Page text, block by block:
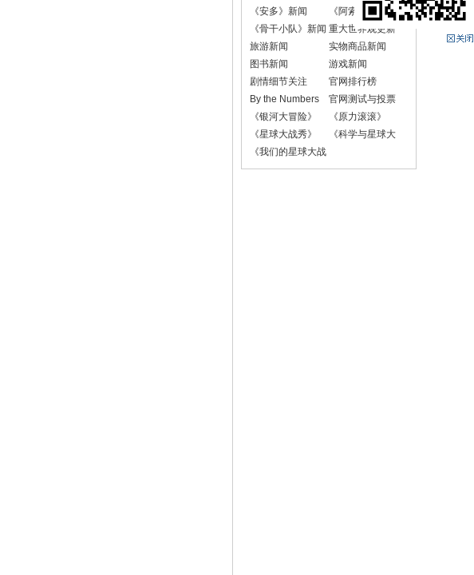
书》新闻
比》新闻
《安多》新闻
《阿索卡》新闻
《骨干小队》新闻 重大世界观更新
旅游新闻
实物商品新闻
图书新闻
游戏新闻
剧情细节关注
官网排行榜
By the Numbers
官网测试与投票
《银河大冒险》
《原力滚滚》
《星球大战秀》
《科学与星球大
《我们的星球大战
故事》